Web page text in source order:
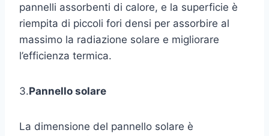
pannelli assorbenti di calore, e la superficie è
riempita di piccoli fori densi per assorbire al
massimo la radiazione solare e migliorare
l’efficienza termica.
3.Pannello solare
La dimensione del pannello solare è